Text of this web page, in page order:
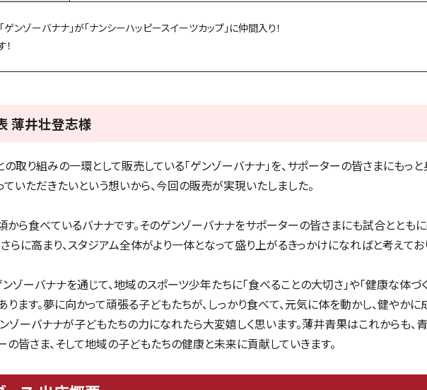
ンゾーバナナ」が「ナンシーハッピースイーツカップ」に仲間入り！
薄井壮登志様
取り組みの一環として販売している「ゲンゾーバナナ」を、サポーターの皆さまにもっ
いただきたいという想いから、今回の販売が実現いたしました。
から食べているバナナです。そのゲンゾーバナナをサポーターの皆さまにも試合ととも
らに高まり、スタジアム全体がより一体となって盛り上がるきっかけになればと考えてお
ゾーバナナを通じて、地域のスポーツ少年たちに「食べることの大切さ」や「健康な体づ
ます。夢に向かって頑張る子どもたちが、しっかり食べて、元気に体を動かし、健やかに
ゾーバナナが子どもたちの力になれたら大変嬉しく思います。薄井青果はこれからも、
皆さま、そして地域の子どもたちの健康と未来に貢献していきます。